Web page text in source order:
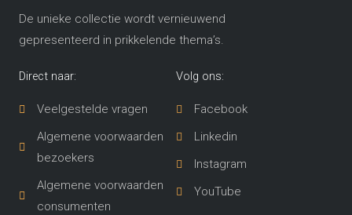
De unieke collectie wordt vernieuwend
gepresenteerd in prikkelende thema’s​.
Direct naar:
Veelgestelde vragen
Algemene voorwaarden
bezoekers
Algemene voorwaarden
consumenten
Volg ons:
Facebook
Linkedin
Instagram
YouTube